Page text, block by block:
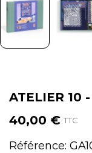
ATELIER 10
40,00 € TTC
Référence: